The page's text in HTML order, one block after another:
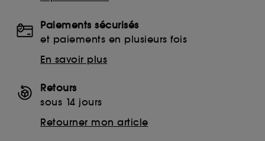
Paiements sécurisés
et paiements en plusieurs fois
En savoir plus
Retours
sous 14 jours
Retourner mon article